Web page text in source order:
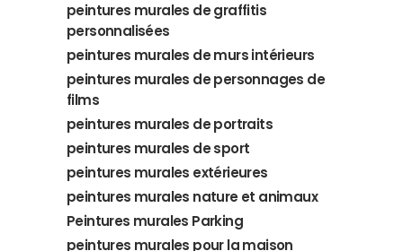
peintures murales de graffitis
personnalisées
peintures murales de murs intérieurs
peintures murales de personnages de
films
peintures murales de portraits
peintures murales de sport
peintures murales extérieures
peintures murales nature et animaux
Peintures murales Parking
peintures murales pour la maison